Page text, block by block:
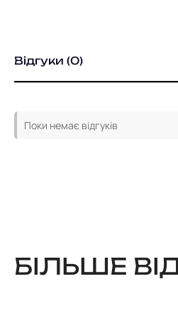
Відгуки (0)
Поки немає відгуків
БІЛЬШЕ